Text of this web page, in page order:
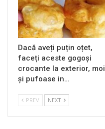
Dacă aveți puțin oțet,
faceți aceste gogoși
crocante la exterior, moi
și pufoase in…
PREV NEXT